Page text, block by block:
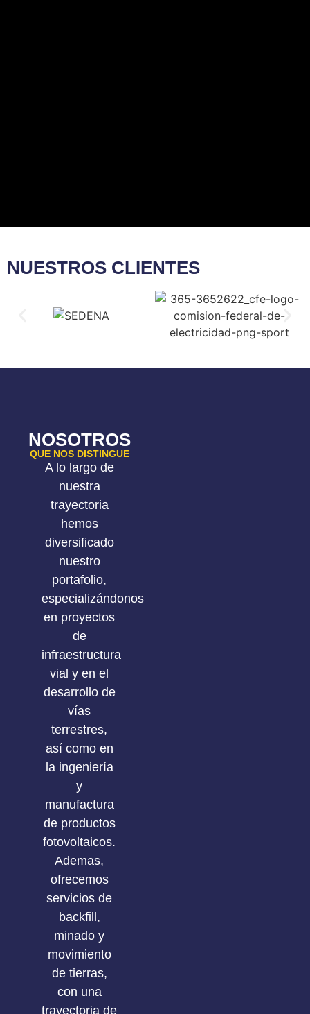
NUESTROS CLIENTES​
NOSOTROS
QUE NOS DISTINGUE
A lo largo de
nuestra
trayectoria
hemos
diversificado
nuestro
portafolio,
especializándonos
en proyectos
de
infraestructura
vial y en el
desarrollo de
vías
terrestres,
así como en
la ingeniería
y
manufactura
de productos
fotovoltaicos.
Ademas,
ofrecemos
servicios de
backfill,
minado y
movimiento
de tierras,
con una
trayectoria de